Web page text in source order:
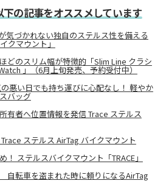
の記事をオススメしています
気づかれない独自のステルス性を備える
クマウント」
どのスリム幅が特徴的「Slim Line クラシ
」（6月上旬発売、予約受付中）
悪い日でも持ち運びに心配なし！ 軽やか
バッグ
有者へ位置情報を発信 Trace ステルス
ステルス AirTag バイクマウント
ステルスバイクマウント「TRACE」
転車を盗まれた時に頼りになるAirTag